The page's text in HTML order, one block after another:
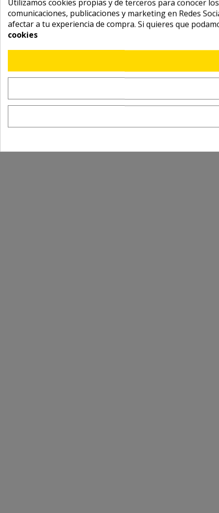
Utilizamos cookies propias y de terceros para conocer
comunicaciones, publicaciones y marketing en Redes
afectar a tu experiencia de compra. Si quieres que
cookies